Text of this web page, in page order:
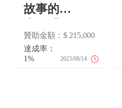
故事的
送」每個
渴望被聽
贊助金額：$ 215,000
達成率：
1%
2025/08/14